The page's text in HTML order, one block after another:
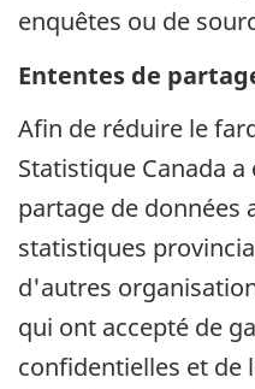
enquêtes ou de
Ententes de
Afin de réduire le
Statistique Canada
partage de données
statistiques
d'autres
qui ont accepté de
confidentielles et de